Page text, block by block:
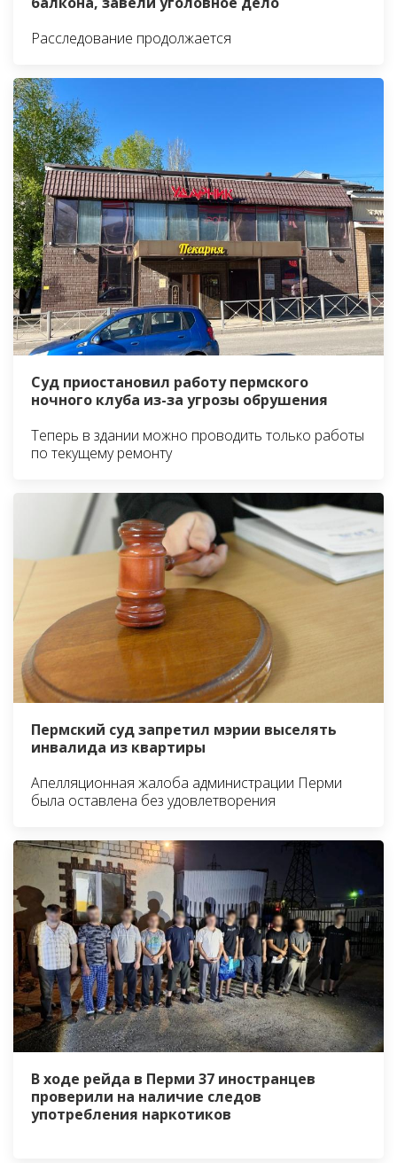
Расследование продолжается
Суд приостановил работу пермского
ночного клуба из-за угрозы обрушения
Теперь в здании можно проводить только работы
по текущему ремонту
Пермский суд запретил мэрии выселять
инвалида из квартиры
Апелляционная жалоба администрации Перми
была оставлена без удовлетворения
В ходе рейда в Перми 37 иностранцев
проверили на наличие следов
употребления наркотиков